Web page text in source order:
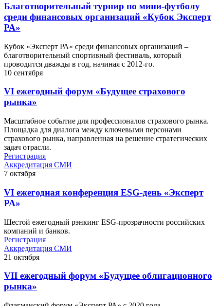
Благотворительный турнир по мини-футболу
среди финансовых организаций «Кубок Эксперт
РА»
Кубок «Эксперт РА» среди финансовых организаций –
благотворительный спортивный фестиваль, который
проводится дважды в год, начиная с 2012-го.
10 сентября
VI ежегодный форум «Будущее страхового
рынка»
Масштабное событие для профессионалов страхового рынка.
Площадка для диалога между ключевыми персонами
страхового рынка, направленная на решение стратегических
задач отрасли.
Регистрация
Аккредитация СМИ
7 октября
VI ежегодная конференция ESG-день «Эксперт
РА»
Шестой ежегодный рэнкинг ESG-прозрачности российских
компаний и банков.
Регистрация
Аккредитация СМИ
21 октября
VII ежегодный форум «Будущее облигационного
рынка»